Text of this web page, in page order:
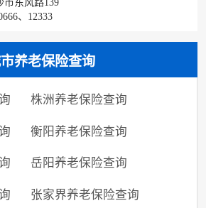
市东风路139
、12333
养老保险查询
株洲养老保险查询
衡阳养老保险查询
岳阳养老保险查询
张家界养老保险查询